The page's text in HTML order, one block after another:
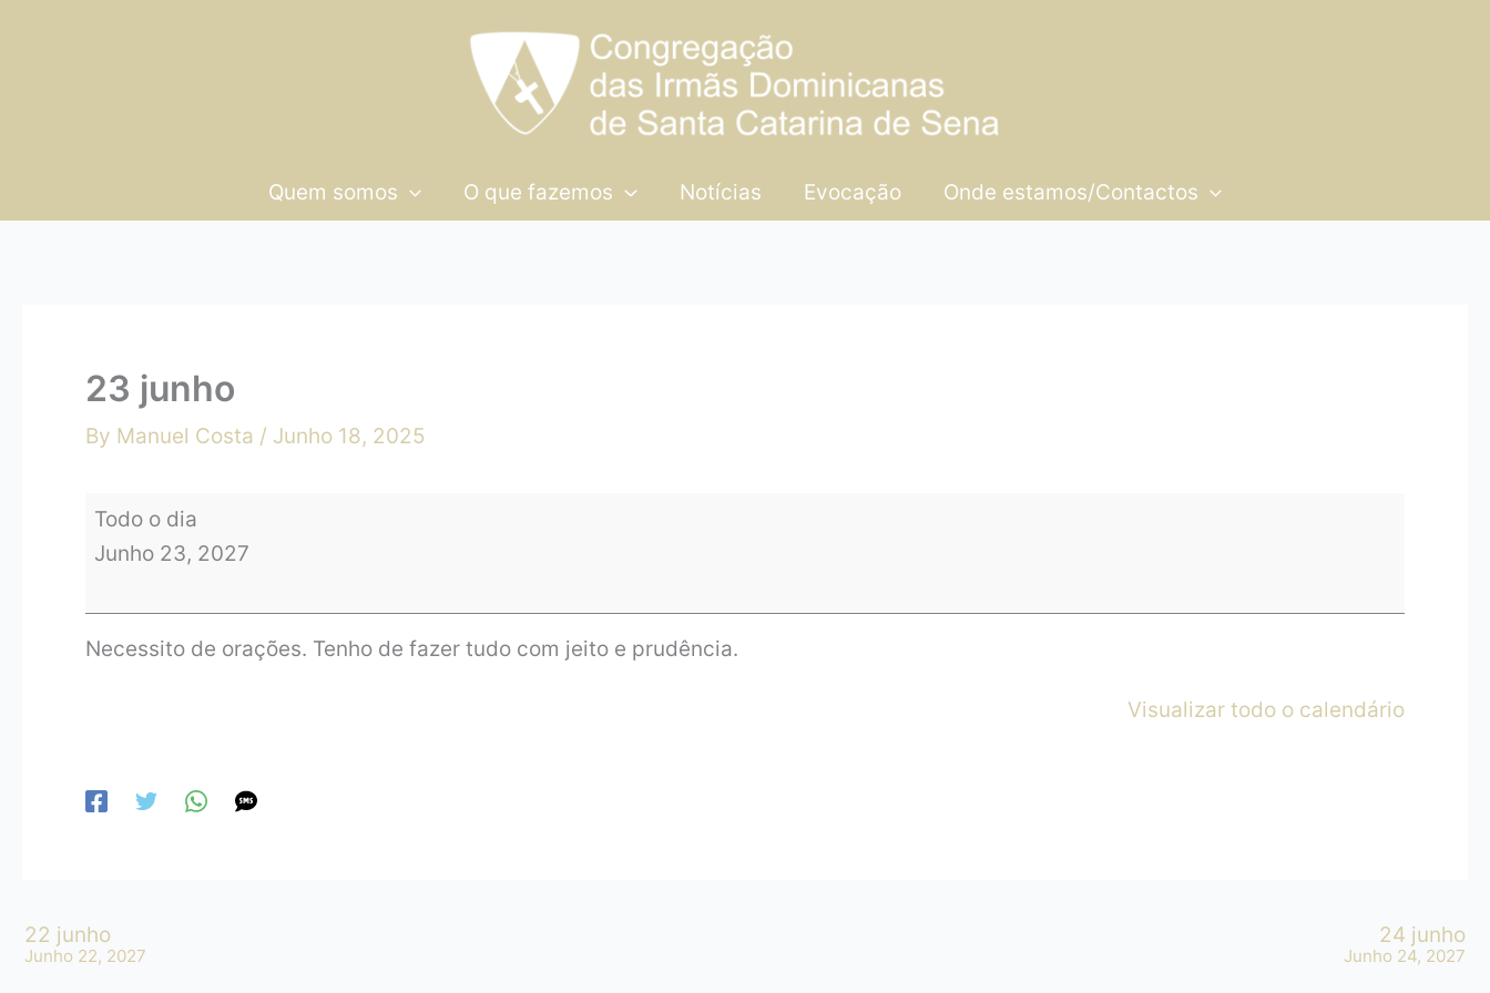
Quem somos O que fazemos Notícias Evocação Onde estamos/Contactos
23 junho
By Manuel Costa / Junho 18, 2025
Todo o dia
Junho 23, 2027
Necessito de orações. Tenho de fazer tudo com jeito e prudência.
Visualizar todo o calendário
22 junho
Junho 22, 2027
24 junho
Junho 24, 2027